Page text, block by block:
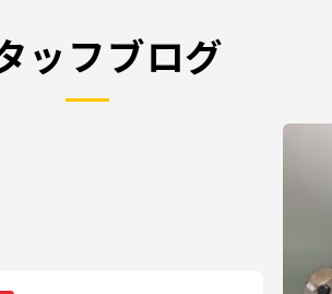
ッフブログ